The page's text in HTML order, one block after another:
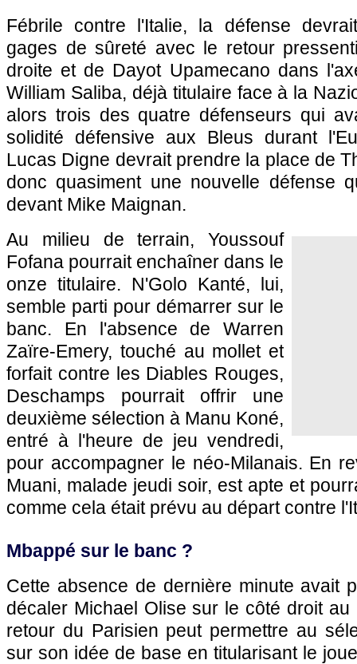
Fébrile contre l'Italie, la défense
gages de sûreté avec le retour
droite et de Dayot Upamecano dans
William Saliba, déjà titulaire face à la
alors trois des quatre défenseurs qui
solidité défensive aux Bleus durant
Lucas Digne devrait prendre la place de
donc quasiment une nouvelle défense
devant Mike Maignan.
Au milieu de terrain, Youssouf
Fofana pourrait enchaîner dans le
onze titulaire. N'Golo Kanté, lui,
semble parti pour démarrer sur le
banc. En l'absence de Warren
Zaïre-Emery, touché au mollet et
forfait contre les Diables Rouges,
Deschamps pourrait offrir une
deuxième sélection à Manu Koné,
entré à l'heure de jeu vendredi,
pour accompagner le néo-Milanais. En
Muani, malade jeudi soir, est apte et
comme cela était prévu au départ contre
Mbappé sur le banc ?
Cette absence de dernière minute avait
décaler Michael Olise sur le côté droit
retour du Parisien peut permettre au
sur son idée de base en titularisant le